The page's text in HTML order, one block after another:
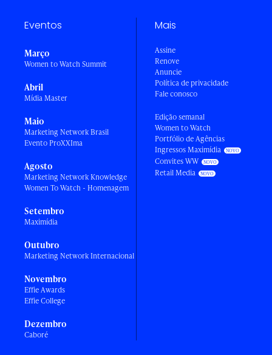
Eventos
Março
Women to Watch Summit
Abril
Mídia Master
Maio
Marketing Network Brasil
Evento ProXXIma
Agosto
Marketing Network Knowledge
Women To Watch - Homenagem
Setembro
Maximídia
Outubro
Marketing Network Internacional
Novembro
Effie Awards
Effie College
Dezembro
Caboré
Mais
Assine
Renove
Anuncie
Política de privacidade
Fale conosco
Edição semanal
Women to Watch
Portfólio de Agências
Ingressos Maximídia
Convites WW
Retail Media